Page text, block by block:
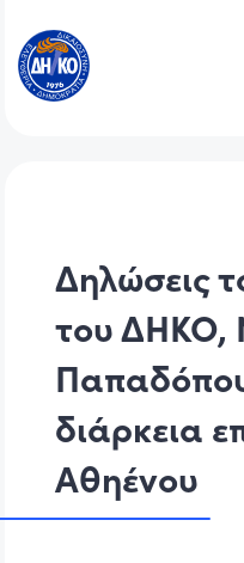
Δηλώσεις
του ΔΗΚΟ,
διάρκεια
Αθηένου